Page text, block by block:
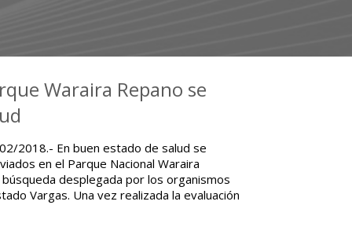
Waraira Repano se
2018.- En buen estado de salud se
en el Parque Nacional Waraira
desplegada por los organismos
Vargas. Una vez realizada la evaluación